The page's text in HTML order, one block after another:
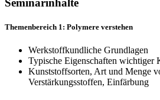
Seminarinhalte
Themenbereich 1: Polymere verstehen
Werkstoffkundliche Grundlagen
Typische Eigenschaften wichtiger
Kunststoffsorten, Art und Menge
Verstärkungsstoffen, Einfärbung